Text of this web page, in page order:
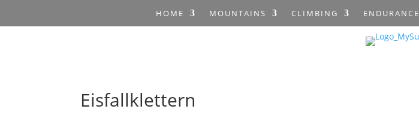
HOME MOUNTAINS CLIMBING ENDURANCE
Eisfallklettern